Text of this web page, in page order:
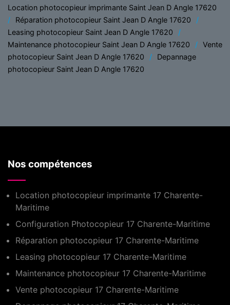
Location photocopieur imprimante Saint Jean D Angle 17620
Réparation photocopieur Saint Jean D Angle 17620
Leasing photocopieur Saint Jean D Angle 17620
Maintenance photocopieur Saint Jean D Angle 17620
Vente
photocopieur Saint Jean D Angle 17620
Depannage
photocopieur Saint Jean D Angle 17620
Nos compétences
Location photocopieur imprimante 17 Charente-
Maritime
Configuration Photocopieur 17 Charente-Maritime
Réparation photocopieur 17 Charente-Maritime
Leasing photocopieur 17 Charente-Maritime
Maintenance photocopieur 17 Charente-Maritime
Vente photocopieur 17 Charente-Maritime